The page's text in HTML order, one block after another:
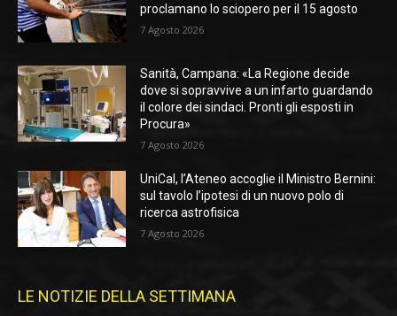
proclamano lo sciopero per il 15 agosto
7 Agosto 2026
Sanità, Campana: «La Regione decide
dove si sopravvive a un infarto guardando
il colore dei sindaci. Pronti gli esposti in
Procura»
7 Agosto 2026
UniCal, l’Ateneo accoglie il Ministro Bernini:
sul tavolo l’ipotesi di un nuovo polo di
ricerca astrofisica
7 Agosto 2026
LE NOTIZIE DELLA SETTIMANA